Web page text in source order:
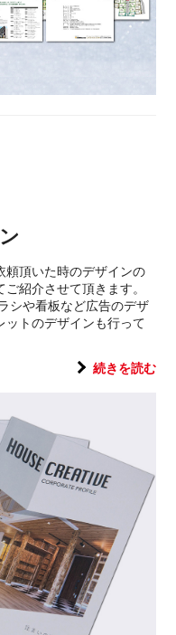
頼頂いた時のデザインの
紹介させて頂きます。
シや看板など広告のデザ
ットのデザインも行って
続きを読む